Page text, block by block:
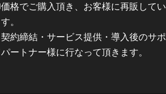
格でご購入頂き、お客様に再販してい
。
約締結・サービス提供・導入後のサポ
ートナー様に行なって頂きます。